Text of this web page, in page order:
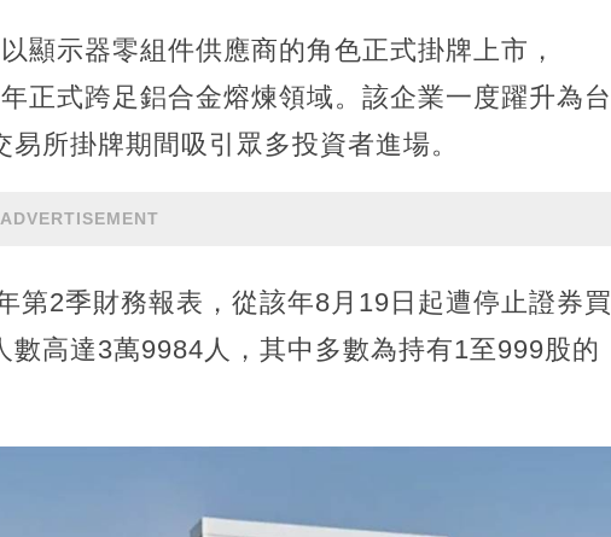
顯示器零組件供應商的角色正式掛牌上市，
正式跨足鋁合金熔煉領域。該企業一度躍升為台
所掛牌期間吸引眾多投資者進場。
ADVERTISEMENT
第2季財務報表，從該年8月19日起遭停止證券買
高達3萬9984人，其中多數為持有1至999股的